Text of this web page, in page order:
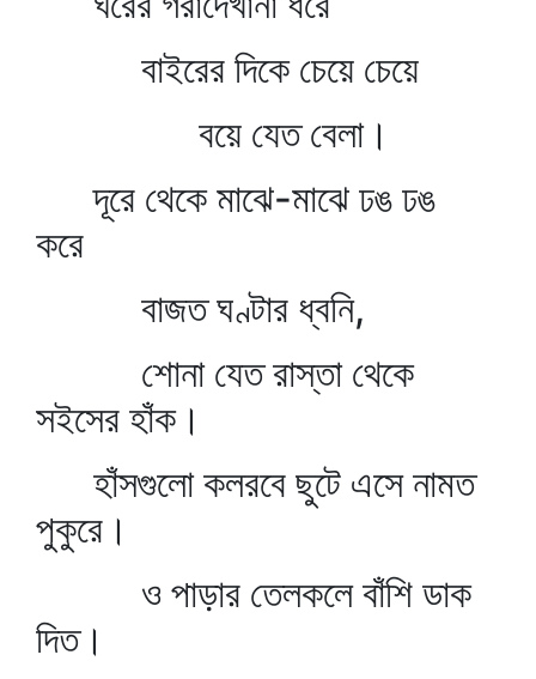
বাইরের দিকে চেয়ে চেয়ে
বয়ে যেত বেলা।
দূরে থেকে মাঝে-মাঝে ঢঙ ঢঙ
করে
বাজত ঘণ্টার ধ্বনি,
শোনা যেত রাস্তা থেকে
সইসের হাঁক।
হাঁসগুলো কলরবে ছুটে এসে নামত
পুকুরে।
ও পাড়ার তেলকলে বাঁশি ডাক
দিত।